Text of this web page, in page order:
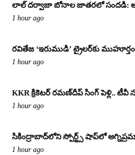
లాల్ దర్వాజా బోనాల జాతరలో సందడి:
1 hour ago
రవితేజ ‘ఇరుముడి’ ట్రైలర్‌కు
1 hour ago
KKR క్రికెటర్ రమణ్‌దీప్ సింగ్ పెళ్లి..
1 hour ago
సికింద్రాబాద్‌లోని స్పోర్ట్స్ షాప్‌లో
1 hour ago